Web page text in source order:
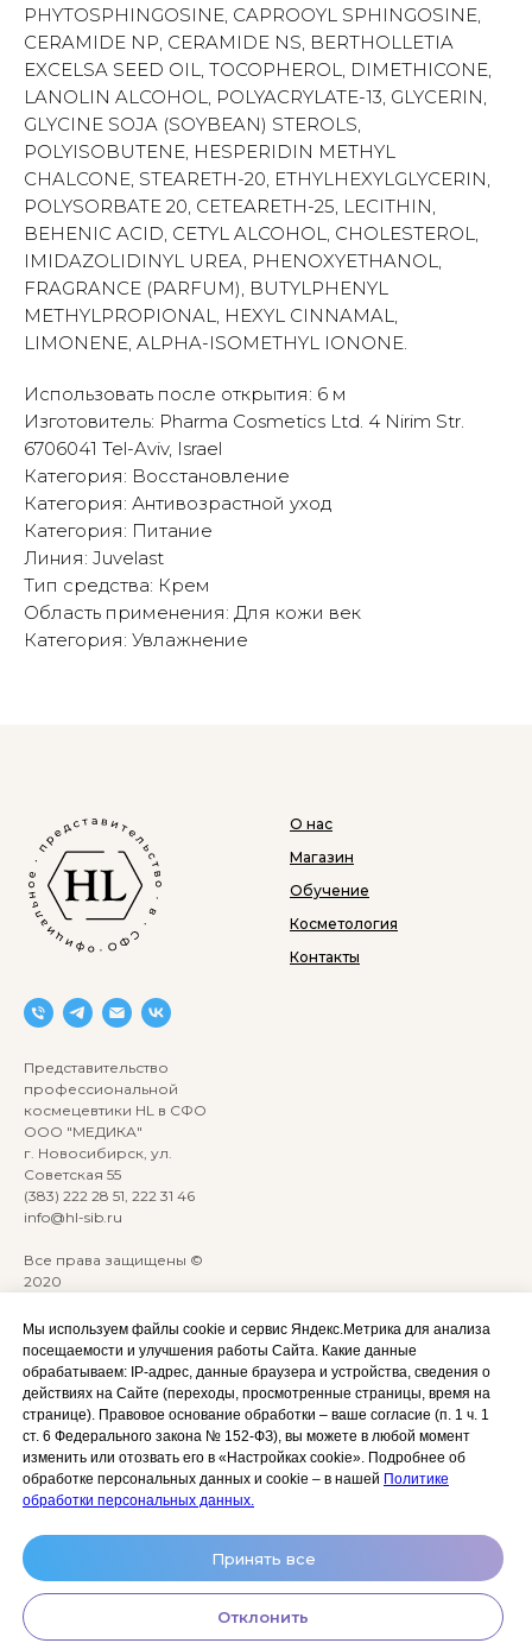
Мы используем файлы cookie и сервис Яндекс.Метрика для анализа
посещаемости и улучшения работы Сайта. Какие данные
обрабатываем: IP‑адрес, данные браузера и устройства, сведения о
действиях на Сайте (переходы, просмотренные страницы, время на
странице). Правовое основание обработки – ваше согласие (п. 1 ч. 1
ст. 6 Федерального закона № 152‑ФЗ), вы можете в любой момент
изменить или отозвать его в «Настройках cookie». Подробнее об
обработке персональных данных и cookie – в нашей Политике
обработки персональных данных.
Принять все
Отклонить
PHYTOSPHINGOSINE, CAPROOYL SPHINGOSINE,
CERAMIDE NP, CERAMIDE NS, BERTHOLLETIA
EXCELSA SEED OIL, TOCOPHEROL, DIMETHICONE,
LANOLIN ALCOHOL, POLYACRYLATE-13, GLYCERIN,
GLYCINE SOJA (SOYBEAN) STEROLS,
POLYISOBUTENE, HESPERIDIN METHYL
CHALCONE, STEARETH-20, ETHYLHEXYLGLYCERIN,
POLYSORBATE 20, CETEARETH-25, LECITHIN,
BEHENIC ACID, CETYL ALCOHOL, CHOLESTEROL,
IMIDAZOLIDINYL UREA, PHENOXYETHANOL,
FRAGRANCE (PARFUM), BUTYLPHENYL
METHYLPROPIONAL, HEXYL CINNAMAL,
LIMONENE, ALPHA-ISOMETHYL IONONE.
Использовать после открытия: 6 м
Изготовитель: Pharma Cosmetics Ltd. 4 Nirim Str.
6706041 Tel-Aviv, Israel
Категория: Восстановление
Категория: Антивозрастной уход
Категория: Питание
Линия: Juvelast
Тип средства: Крем
Область применения: Для кожи век
Категория: Увлажнение
Представительство
профессиональной
космецевтики HL в СФО
ООО "МЕДИКА"
г. Новосибирск, ул.
Советская 55
(383) 222 28 51, 222 31 46
info@hl-sib.ru
Все права защищены ©
2020
ANKRYONK
О нас
Магазин
Обучение
Косметология
Контакты
Акции и скидки
Оплата, доставка и возврат
Сотрудничество
Личный кабинет (Обучение)
Политика
конфиденциальности
Согласие на обработку
персональных данных
космецевтики